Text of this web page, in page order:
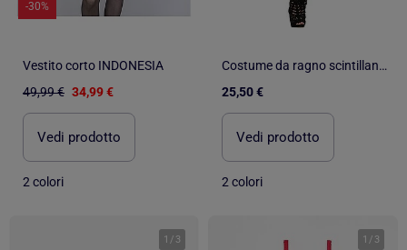
-30%
Vestito corto INDONESIA
49,99 € 34,99 €
Vedi prodotto
2 colori
Costume da ragno scintillante
25,50 €
Vedi prodotto
2 colori
1 / 3 1 / 3